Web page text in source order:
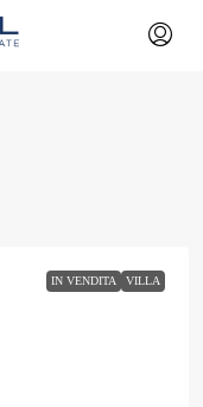
IN VENDITA VILLA